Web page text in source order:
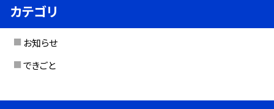
カテゴリ
お知らせ
できごと